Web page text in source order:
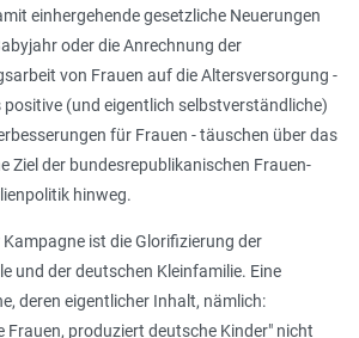
einhergehende gesetzliche Neuerungen
oder die Anrechnung der
von Frauen auf die Altersversorgung -
(und eigentlich selbstverständliche)
für Frauen - täuschen über das
Ziel der bundesrepublikanischen Frauen-
hinweg.
Kampagne ist die Glorifizierung der
und der deutschen Kleinfamilie. Eine
deren eigentlicher Inhalt, nämlich:
Frauen, produziert deutsche Kinder" nicht